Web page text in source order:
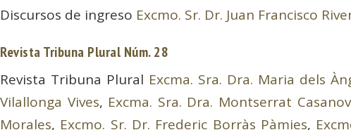
Discursos de ingreso Excmo. Sr. Dr. Juan Francisco
Revista Tribuna Plural Núm. 28
Revista Tribuna Plural Excma. Sra. Dra. Maria dels
Vilallonga Vives, Excma. Sra. Dra. Montserrat
Morales, Excmo. Sr. Dr. Frederic Borràs Pàmies,